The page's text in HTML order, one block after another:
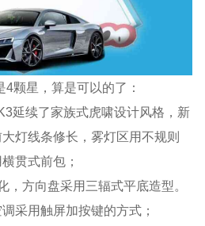
颗星，算是可以的了：
延续了家族式虎啸设计风格，新
灯线条修长，雾灯区用不规则
贯式前包；
，方向盘采用三辐式平底造型。
采用触屏加按键的方式；